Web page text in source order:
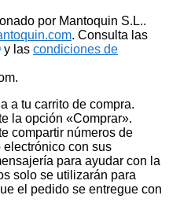
por Mantoquin S.L..
. Consulta las
y las condiciones de
a tu carrito de compra.
la opción «Comprar».
compartir números de
con sus
para ayudar con la
solo se utilizarán para
el pedido se entregue con